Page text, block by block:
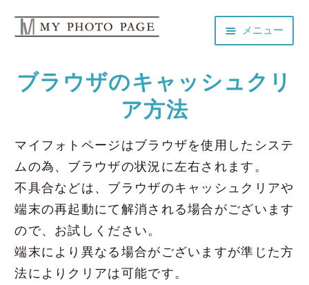
ナ
ビ
ー
シ
へ
ス
ッ
プ
コ
ン
ン
ツ
キ
ッ
メニュー
HOME
個人情報保護方針
利用規約
会社概要
ブラウザのキャッシュクリ
ア方法
マイフォトページはブラウザを使用したシステ
ムの為、ブラウザの状況に左右されます。
不具合などは、ブラウザのキャッシュクリアや
端末の再起動にて解消される場合がございます
ので、お試しください。
端末により異なる場合がございますが準じた方
法によりクリアは可能です。